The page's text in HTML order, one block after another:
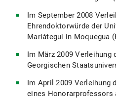
Im September 2008
Ehrendoktorwürde der
Mariátegui in Moquegua
Im März 2009 Verleihung
Georgischen
Im April 2009 Verleihung
eines Honorarprofessors